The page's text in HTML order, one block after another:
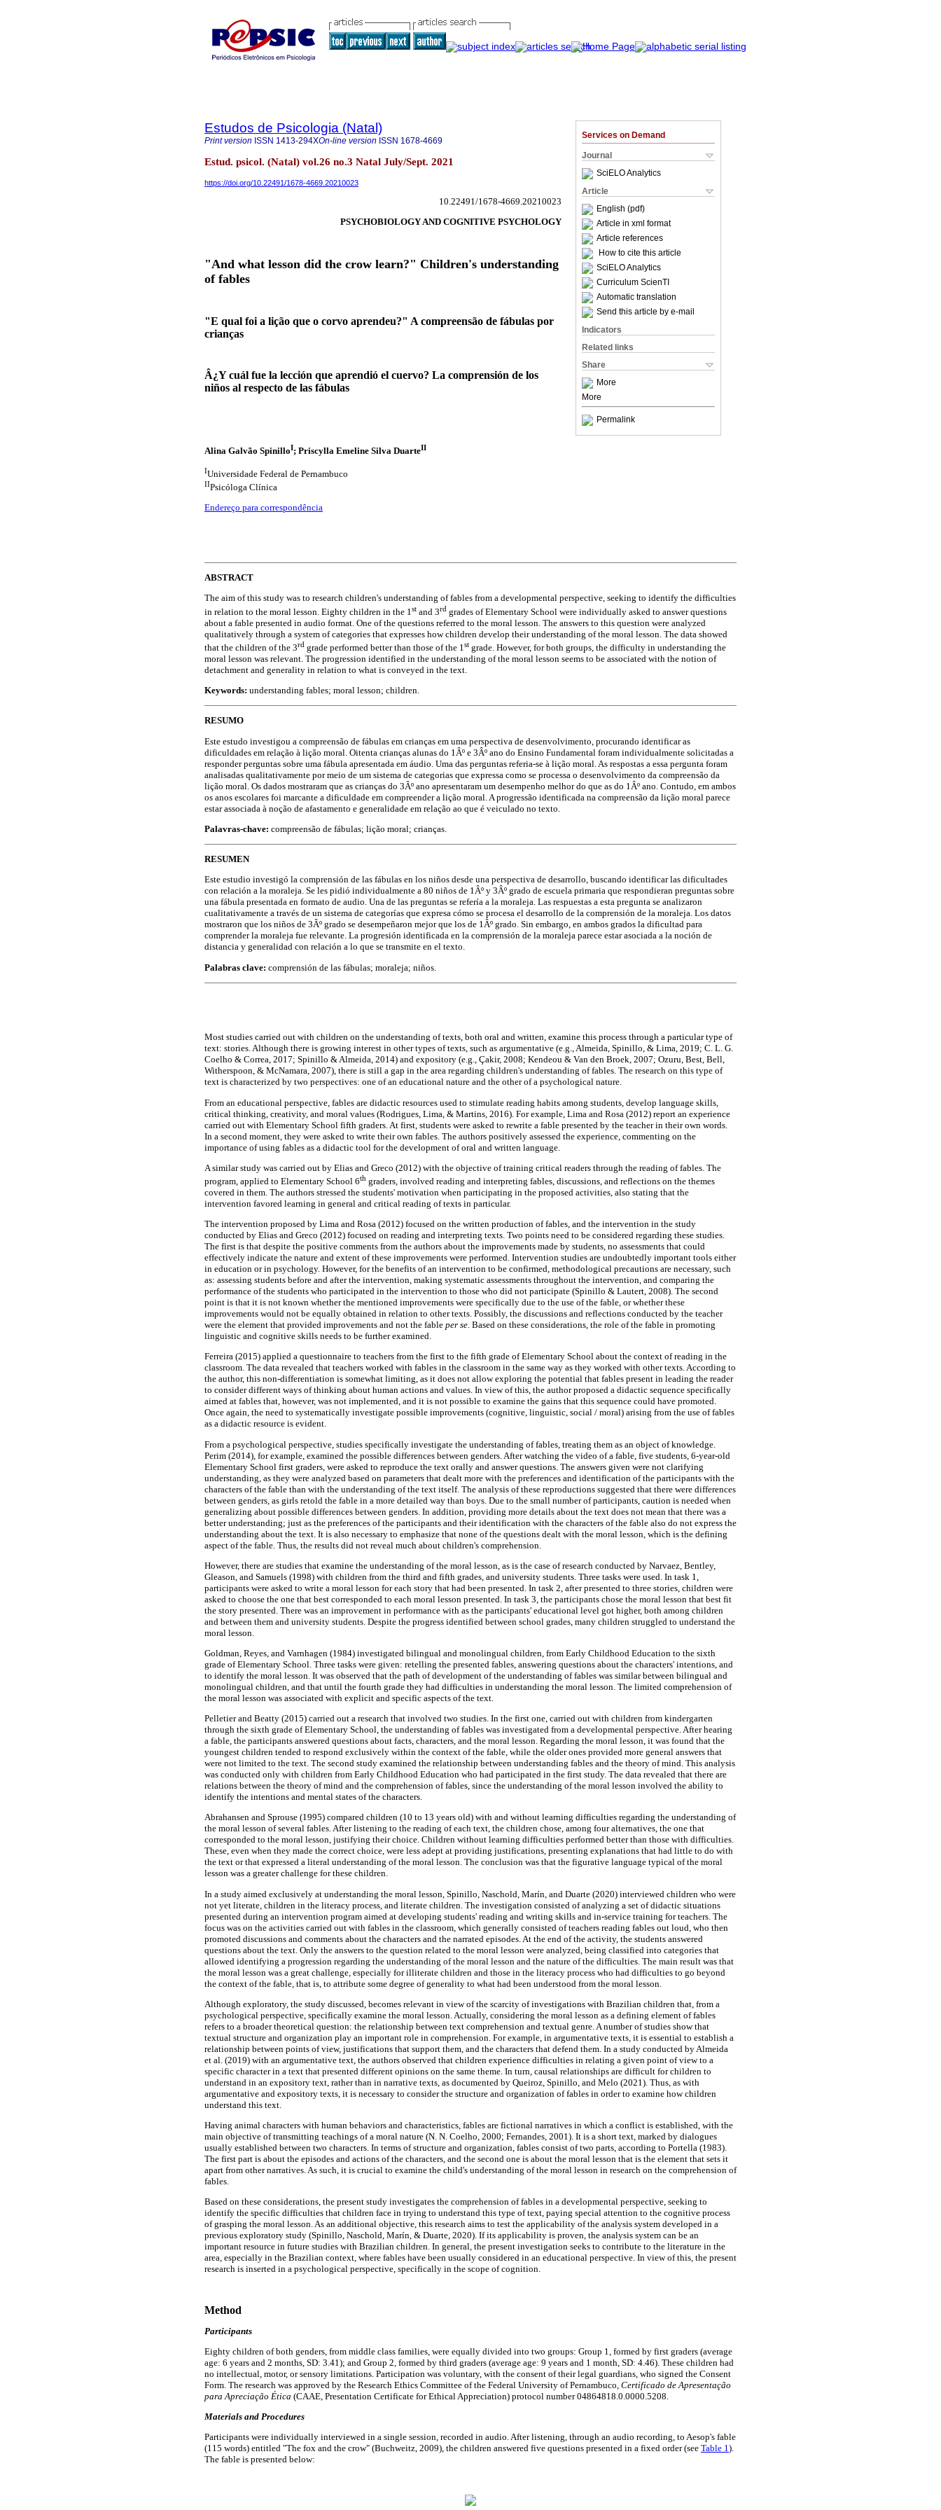
Services on Demand
Journal
SciELO Analytics
Article
English (pdf)
Article in xml format
Article references
How to cite this article
SciELO Analytics
Curriculum ScienTI
Automatic translation
Send this article by e-mail
Indicators
Related links
Share
More
More
Permalink
Estudos de Psicologia (Natal)
Print version ISSN 1413-294XOn-line version ISSN 1678-4669
Estud. psicol. (Natal) vol.26 no.3 Natal July/Sept. 2021
https://doi.org/10.22491/1678-4669.20210023
10.22491/1678-4669.20210023
PSYCHOBIOLOGY AND COGNITIVE PSYCHOLOGY
"And what lesson did the crow learn?" Children's understanding
of fables
"E qual foi a lição que o corvo aprendeu?" A compreensão de fábulas por
crianças
Â¿Y cuál fue la lección que aprendió el cuervo? La comprensión de los
niños al respecto de las fábulas
Alina Galvão SpinilloI; Priscylla Emeline Silva DuarteII
IUniversidade Federal de Pernambuco
IIPsicóloga Clínica
Endereço para correspondência
ABSTRACT
The aim of this study was to research children's understanding of fables from a developmental perspective, seeking to identify the difficulties
in relation to the moral lesson. Eighty children in the 1 st and 3rd grades of Elementary School were individually asked to answer questions
about a fable presented in audio format. One of the questions referred to the moral lesson. The answers to this question were analyzed
qualitatively through a system of categories that expresses how children develop their understanding of the moral lesson. The data showed
that the children of the 3rd grade performed better than those of the 1 st grade. However, for both groups, the difficulty in understanding the
moral lesson was relevant. The progression identified in the understanding of the moral lesson seems to be associated with the notion of
detachment and generality in relation to what is conveyed in the text.
Keywords: understanding fables; moral lesson; children.
RESUMO
Este estudo investigou a compreensão de fábulas em crianças em uma perspectiva de desenvolvimento, procurando identificar as
dificuldades em relação à lição moral. Oitenta crianças alunas do 1Âº e 3Âº ano do Ensino Fundamental foram individualmente solicitadas a
responder perguntas sobre uma fábula apresentada em áudio. Uma das perguntas referia-se à lição moral. As respostas a essa pergunta foram
analisadas qualitativamente por meio de um sistema de categorias que expressa como se processa o desenvolvimento da compreensão da
lição moral. Os dados mostraram que as crianças do 3Âº ano apresentaram um desempenho melhor do que as do 1Âº ano. Contudo, em ambos
os anos escolares foi marcante a dificuldade em compreender a lição moral. A progressão identificada na compreensão da lição moral parece
estar associada à noção de afastamento e generalidade em relação ao que é veiculado no texto.
Palavras-chave: compreensão de fábulas; lição moral; crianças.
RESUMEN
Este estudio investigó la comprensión de las fábulas en los niños desde una perspectiva de desarrollo, buscando identificar las dificultades
con relación a la moraleja. Se les pidió individualmente a 80 niños de 1Âº y 3Âº grado de escuela primaria que respondieran preguntas sobre
una fábula presentada en formato de audio. Una de las preguntas se refería a la moraleja. Las respuestas a esta pregunta se analizaron
cualitativamente a través de un sistema de categorías que expresa cómo se procesa el desarrollo de la comprensión de la moraleja. Los datos
mostraron que los niños de 3Âº grado se desempeñaron mejor que los de 1Âº grado. Sin embargo, en ambos grados la dificultad para
comprender la moraleja fue relevante. La progresión identificada en la comprensión de la moraleja parece estar asociada a la noción de
distancia y generalidad con relación a lo que se transmite en el texto.
Palabras clave: comprensión de las fábulas; moraleja; niños.
Most studies carried out with children on the understanding of texts, both oral and written, examine this process through a particular type of
text: stories. Although there is growing interest in other types of texts, such as argumentative (e.g., Almeida, Spinillo, & Lima, 2019; C. L. G.
Coelho & Correa, 2017; Spinillo & Almeida, 2014) and expository (e.g., Çakir, 2008; Kendeou & Van den Broek, 2007; Ozuru, Best, Bell,
Witherspoon, & McNamara, 2007), there is still a gap in the area regarding children's understanding of fables. The research on this type of
text is characterized by two perspectives: one of an educational nature and the other of a psychological nature.
From an educational perspective, fables are didactic resources used to stimulate reading habits among students, develop language skills,
critical thinking, creativity, and moral values (Rodrigues, Lima, & Martins, 2016). For example, Lima and Rosa (2012) report an experience
carried out with Elementary School fifth graders. At first, students were asked to rewrite a fable presented by the teacher in their own words.
In a second moment, they were asked to write their own fables. The authors positively assessed the experience, commenting on the
importance of using fables as a didactic tool for the development of oral and written language.
A similar study was carried out by Elias and Greco (2012) with the objective of training critical readers through the reading of fables. The
program, applied to Elementary School 6th graders, involved reading and interpreting fables, discussions, and reflections on the themes
covered in them. The authors stressed the students' motivation when participating in the proposed activities, also stating that the
intervention favored learning in general and critical reading of texts in particular.
The intervention proposed by Lima and Rosa (2012) focused on the written production of fables, and the intervention in the study
conducted by Elias and Greco (2012) focused on reading and interpreting texts. Two points need to be considered regarding these studies.
The first is that despite the positive comments from the authors about the improvements made by students, no assessments that could
effectively indicate the nature and extent of these improvements were performed. Intervention studies are undoubtedly important tools either
in education or in psychology. However, for the benefits of an intervention to be confirmed, methodological precautions are necessary, such
as: assessing students before and after the intervention, making systematic assessments throughout the intervention, and comparing the
performance of the students who participated in the intervention to those who did not participate (Spinillo & Lautert, 2008). The second
point is that it is not known whether the mentioned improvements were specifically due to the use of the fable, or whether these
improvements would not be equally obtained in relation to other texts. Possibly, the discussions and reflections conducted by the teacher
were the element that provided improvements and not the fable per se. Based on these considerations, the role of the fable in promoting
linguistic and cognitive skills needs to be further examined.
Ferreira (2015) applied a questionnaire to teachers from the first to the fifth grade of Elementary School about the context of reading in the
classroom. The data revealed that teachers worked with fables in the classroom in the same way as they worked with other texts. According to
the author, this non-differentiation is somewhat limiting, as it does not allow exploring the potential that fables present in leading the reader
to consider different ways of thinking about human actions and values. In view of this, the author proposed a didactic sequence specifically
aimed at fables that, however, was not implemented, and it is not possible to examine the gains that this sequence could have promoted.
Once again, the need to systematically investigate possible improvements (cognitive, linguistic, social / moral) arising from the use of fables
as a didactic resource is evident.
From a psychological perspective, studies specifically investigate the understanding of fables, treating them as an object of knowledge.
Perim (2014), for example, examined the possible differences between genders. After watching the video of a fable, five students, 6-year-old
Elementary School first graders, were asked to reproduce the text orally and answer questions. The answers given were not clarifying
understanding, as they were analyzed based on parameters that dealt more with the preferences and identification of the participants with the
characters of the fable than with the understanding of the text itself. The analysis of these reproductions suggested that there were differences
between genders, as girls retold the fable in a more detailed way than boys. Due to the small number of participants, caution is needed when
generalizing about possible differences between genders. In addition, providing more details about the text does not mean that there was a
better understanding; just as the preferences of the participants and their identification with the characters of the fable also do not express the
understanding about the text. It is also necessary to emphasize that none of the questions dealt with the moral lesson, which is the defining
aspect of the fable. Thus, the results did not reveal much about children's comprehension.
However, there are studies that examine the understanding of the moral lesson, as is the case of research conducted by Narvaez, Bentley,
Gleason, and Samuels (1998) with children from the third and fifth grades, and university students. Three tasks were used. In task 1,
participants were asked to write a moral lesson for each story that had been presented. In task 2, after presented to three stories, children were
asked to choose the one that best corresponded to each moral lesson presented. In task 3, the participants chose the moral lesson that best fit
the story presented. There was an improvement in performance with as the participants' educational level got higher, both among children
and between them and university students. Despite the progress identified between school grades, many children struggled to understand the
moral lesson.
Goldman, Reyes, and Varnhagen (1984) investigated bilingual and monolingual children, from Early Childhood Education to the sixth
grade of Elementary School. Three tasks were given: retelling the presented fables, answering questions about the characters' intentions, and
to identify the moral lesson. It was observed that the path of development of the understanding of fables was similar between bilingual and
monolingual children, and that until the fourth grade they had difficulties in understanding the moral lesson. The limited comprehension of
the moral lesson was associated with explicit and specific aspects of the text.
Pelletier and Beatty (2015) carried out a research that involved two studies. In the first one, carried out with children from kindergarten
through the sixth grade of Elementary School, the understanding of fables was investigated from a developmental perspective. After hearing
a fable, the participants answered questions about facts, characters, and the moral lesson. Regarding the moral lesson, it was found that the
youngest children tended to respond exclusively within the context of the fable, while the older ones provided more general answers that
were not limited to the text. The second study examined the relationship between understanding fables and the theory of mind. This analysis
was conducted only with children from Early Childhood Education who had participated in the first study. The data revealed that there are
relations between the theory of mind and the comprehension of fables, since the understanding of the moral lesson involved the ability to
identify the intentions and mental states of the characters.
Abrahansen and Sprouse (1995) compared children (10 to 13 years old) with and without learning difficulties regarding the understanding of
the moral lesson of several fables. After listening to the reading of each text, the children chose, among four alternatives, the one that
corresponded to the moral lesson, justifying their choice. Children without learning difficulties performed better than those with difficulties.
These, even when they made the correct choice, were less adept at providing justifications, presenting explanations that had little to do with
the text or that expressed a literal understanding of the moral lesson. The conclusion was that the figurative language typical of the moral
lesson was a greater challenge for these children.
In a study aimed exclusively at understanding the moral lesson, Spinillo, Naschold, Marín, and Duarte (2020) interviewed children who were
not yet literate, children in the literacy process, and literate children. The investigation consisted of analyzing a set of didactic situations
presented during an intervention program aimed at developing students' reading and writing skills and in-service training for teachers. The
focus was on the activities carried out with fables in the classroom, which generally consisted of teachers reading fables out loud, who then
promoted discussions and comments about the characters and the narrated episodes. At the end of the activity, the students answered
questions about the text. Only the answers to the question related to the moral lesson were analyzed, being classified into categories that
allowed identifying a progression regarding the understanding of the moral lesson and the nature of the difficulties. The main result was that
the moral lesson was a great challenge, especially for illiterate children and those in the literacy process who had difficulties to go beyond
the context of the fable, that is, to attribute some degree of generality to what had been understood from the moral lesson.
Although exploratory, the study discussed, becomes relevant in view of the scarcity of investigations with Brazilian children that, from a
psychological perspective, specifically examine the moral lesson. Actually, considering the moral lesson as a defining element of fables
refers to a broader theoretical question: the relationship between text comprehension and textual genre. A number of studies show that
textual structure and organization play an important role in comprehension. For example, in argumentative texts, it is essential to establish a
relationship between points of view, justifications that support them, and the characters that defend them. In a study conducted by Almeida
et al. (2019) with an argumentative text, the authors observed that children experience difficulties in relating a given point of view to a
specific character in a text that presented different opinions on the same theme. In turn, causal relationships are difficult for children to
understand in an expository text, rather than in narrative texts, as documented by Queiroz, Spinillo, and Melo (2021). Thus, as with
argumentative and expository texts, it is necessary to consider the structure and organization of fables in order to examine how children
understand this text.
Having animal characters with human behaviors and characteristics, fables are fictional narratives in which a conflict is established, with the
main objective of transmitting teachings of a moral nature (N. N. Coelho, 2000; Fernandes, 2001). It is a short text, marked by dialogues
usually established between two characters. In terms of structure and organization, fables consist of two parts, according to Portella (1983).
The first part is about the episodes and actions of the characters, and the second one is about the moral lesson that is the element that sets it
apart from other narratives. As such, it is crucial to examine the child's understanding of the moral lesson in research on the comprehension of
fables.
Based on these considerations, the present study investigates the comprehension of fables in a developmental perspective, seeking to
identify the specific difficulties that children face in trying to understand this type of text, paying special attention to the cognitive process
of grasping the moral lesson. As an additional objective, this research aims to test the applicability of the analysis system developed in a
previous exploratory study (Spinillo, Naschold, Marín, & Duarte, 2020). If its applicability is proven, the analysis system can be an
important resource in future studies with Brazilian children. In general, the present investigation seeks to contribute to the literature in the
area, especially in the Brazilian context, where fables have been usually considered in an educational perspective. In view of this, the present
research is inserted in a psychological perspective, specifically in the scope of cognition.
Method
Participants
Eighty children of both genders, from middle class families, were equally divided into two groups: Group 1, formed by first graders (average
age: 6 years and 2 months, SD: 3.41); and Group 2, formed by third graders (average age: 9 years and 1 month, SD: 4.46). These children had
no intellectual, motor, or sensory limitations. Participation was voluntary, with the consent of their legal guardians, who signed the Consent
Form. The research was approved by the Research Ethics Committee of the Federal University of Pernambuco, Certificado de Apresentação
para Apreciação Ética (CAAE, Presentation Certificate for Ethical Appreciation) protocol number 04864818.0.0000.5208.
Materials and Procedures
Participants were individually interviewed in a single session, recorded in audio. After listening, through an audio recording, to Aesop's fable
(115 words) entitled "The fox and the crow" (Buchweitz, 2009), the children answered five questions presented in a fixed order (see Table 1).
The fable is presented below: